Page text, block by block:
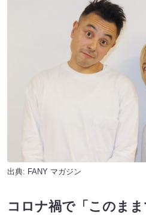
出典: FANY マガジン
コロナ禍で「このまま